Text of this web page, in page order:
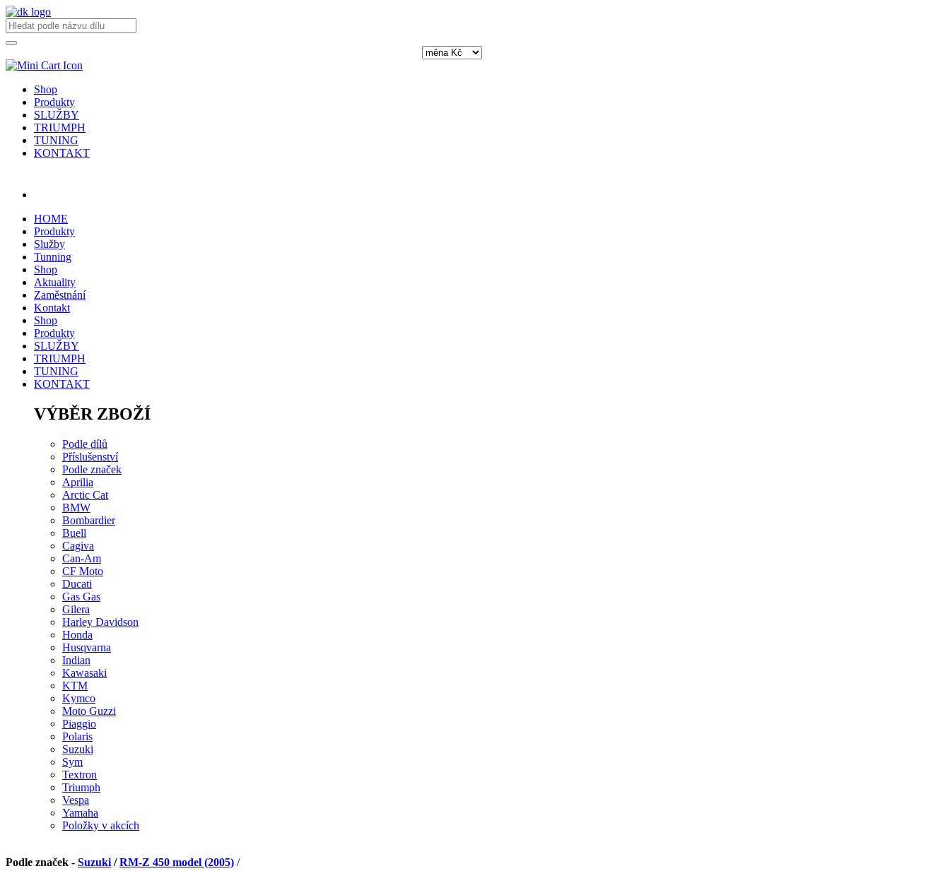
Shop
Produkty
SLUŽBY
TRIUMPH
TUNING
KONTAKT
HOME
Produkty
Služby
Tunning
Shop
Aktuality
Zaměstnání
Kontakt
Shop
Produkty
SLUŽBY
TRIUMPH
TUNING
KONTAKT
VÝBĚR ZBOŽÍ
Podle dílů
Příslušenství
Podle značek
Aprilia
Arctic Cat
BMW
Bombardier
Buell
Cagiva
Can-Am
CF Moto
Ducati
Gas Gas
Gilera
Harley Davidson
Honda
Husqvarna
Indian
Kawasaki
KTM
Kymco
Moto Guzzi
Piaggio
Polaris
Suzuki
Sym
Textron
Triumph
Vespa
Yamaha
Položky v akcích
Podle značek - Suzuki /RM-Z 450 model (2005) /